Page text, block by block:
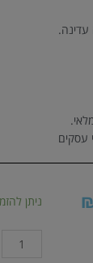
עדינה.
ניתן
כמות